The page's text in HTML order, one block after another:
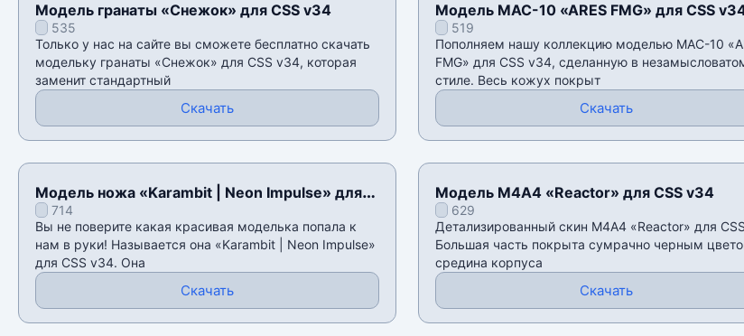
Модель гранаты «Снежок» для CSS v34
535
Только у нас на сайте вы сможете бесплатно скачать
модельку гранаты «Снежок» для CSS v34, которая
заменит стандартный
Скачать
Модель MAC-10 «ARES FMG» для CSS
519
Пополняем нашу коллекцию моделью MAC-10
FMG» для CSS v34, сделанную в
стиле. Весь кожух покрыт
Скачать
Модель ножа «Karambit | Neon Impulse» для
CSS v34
714
Вы не поверите какая красивая моделька попала к
нам в руки! Называется она «Karambit | Neon Impulse»
для CSS v34. Она
Скачать
Модель М4А4 «Reactor» для CSS v34
629
Детализированный скин М4А4 «Reactor» для
Большая часть покрыта сумрачно черным
средина корпуса
Скачать